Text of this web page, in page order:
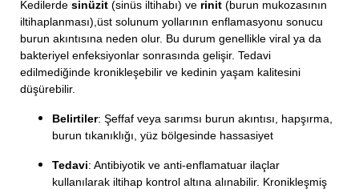
Kedilerde sinüzit (sinüs iltihabı) ve rinit (burun mukozasının
iltihaplanması),üst solunum yollarının enflamasyonu sonucu
burun akıntısına neden olur. Bu durum genellikle viral ya da
bakteriyel enfeksiyonlar sonrasında gelişir. Tedavi
edilmediğinde kronikleşebilir ve kedinin yaşam kalitesini
düşürebilir.
Belirtiler: Şeffaf veya sarımsı burun akıntısı, hapşırma,
burun tıkanıklığı, yüz bölgesinde hassasiyet
Tedavi: Antibiyotik ve anti-enflamatuar ilaçlar
kullanılarak iltihap kontrol altına alınabilir. Kronikleşmiş